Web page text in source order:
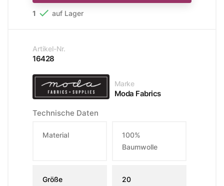
1  auf Lager
Artikel-Nr.
16428
Marke
Moda Fabrics
Technische Daten
Material
100%
Baumwolle
Größe
20